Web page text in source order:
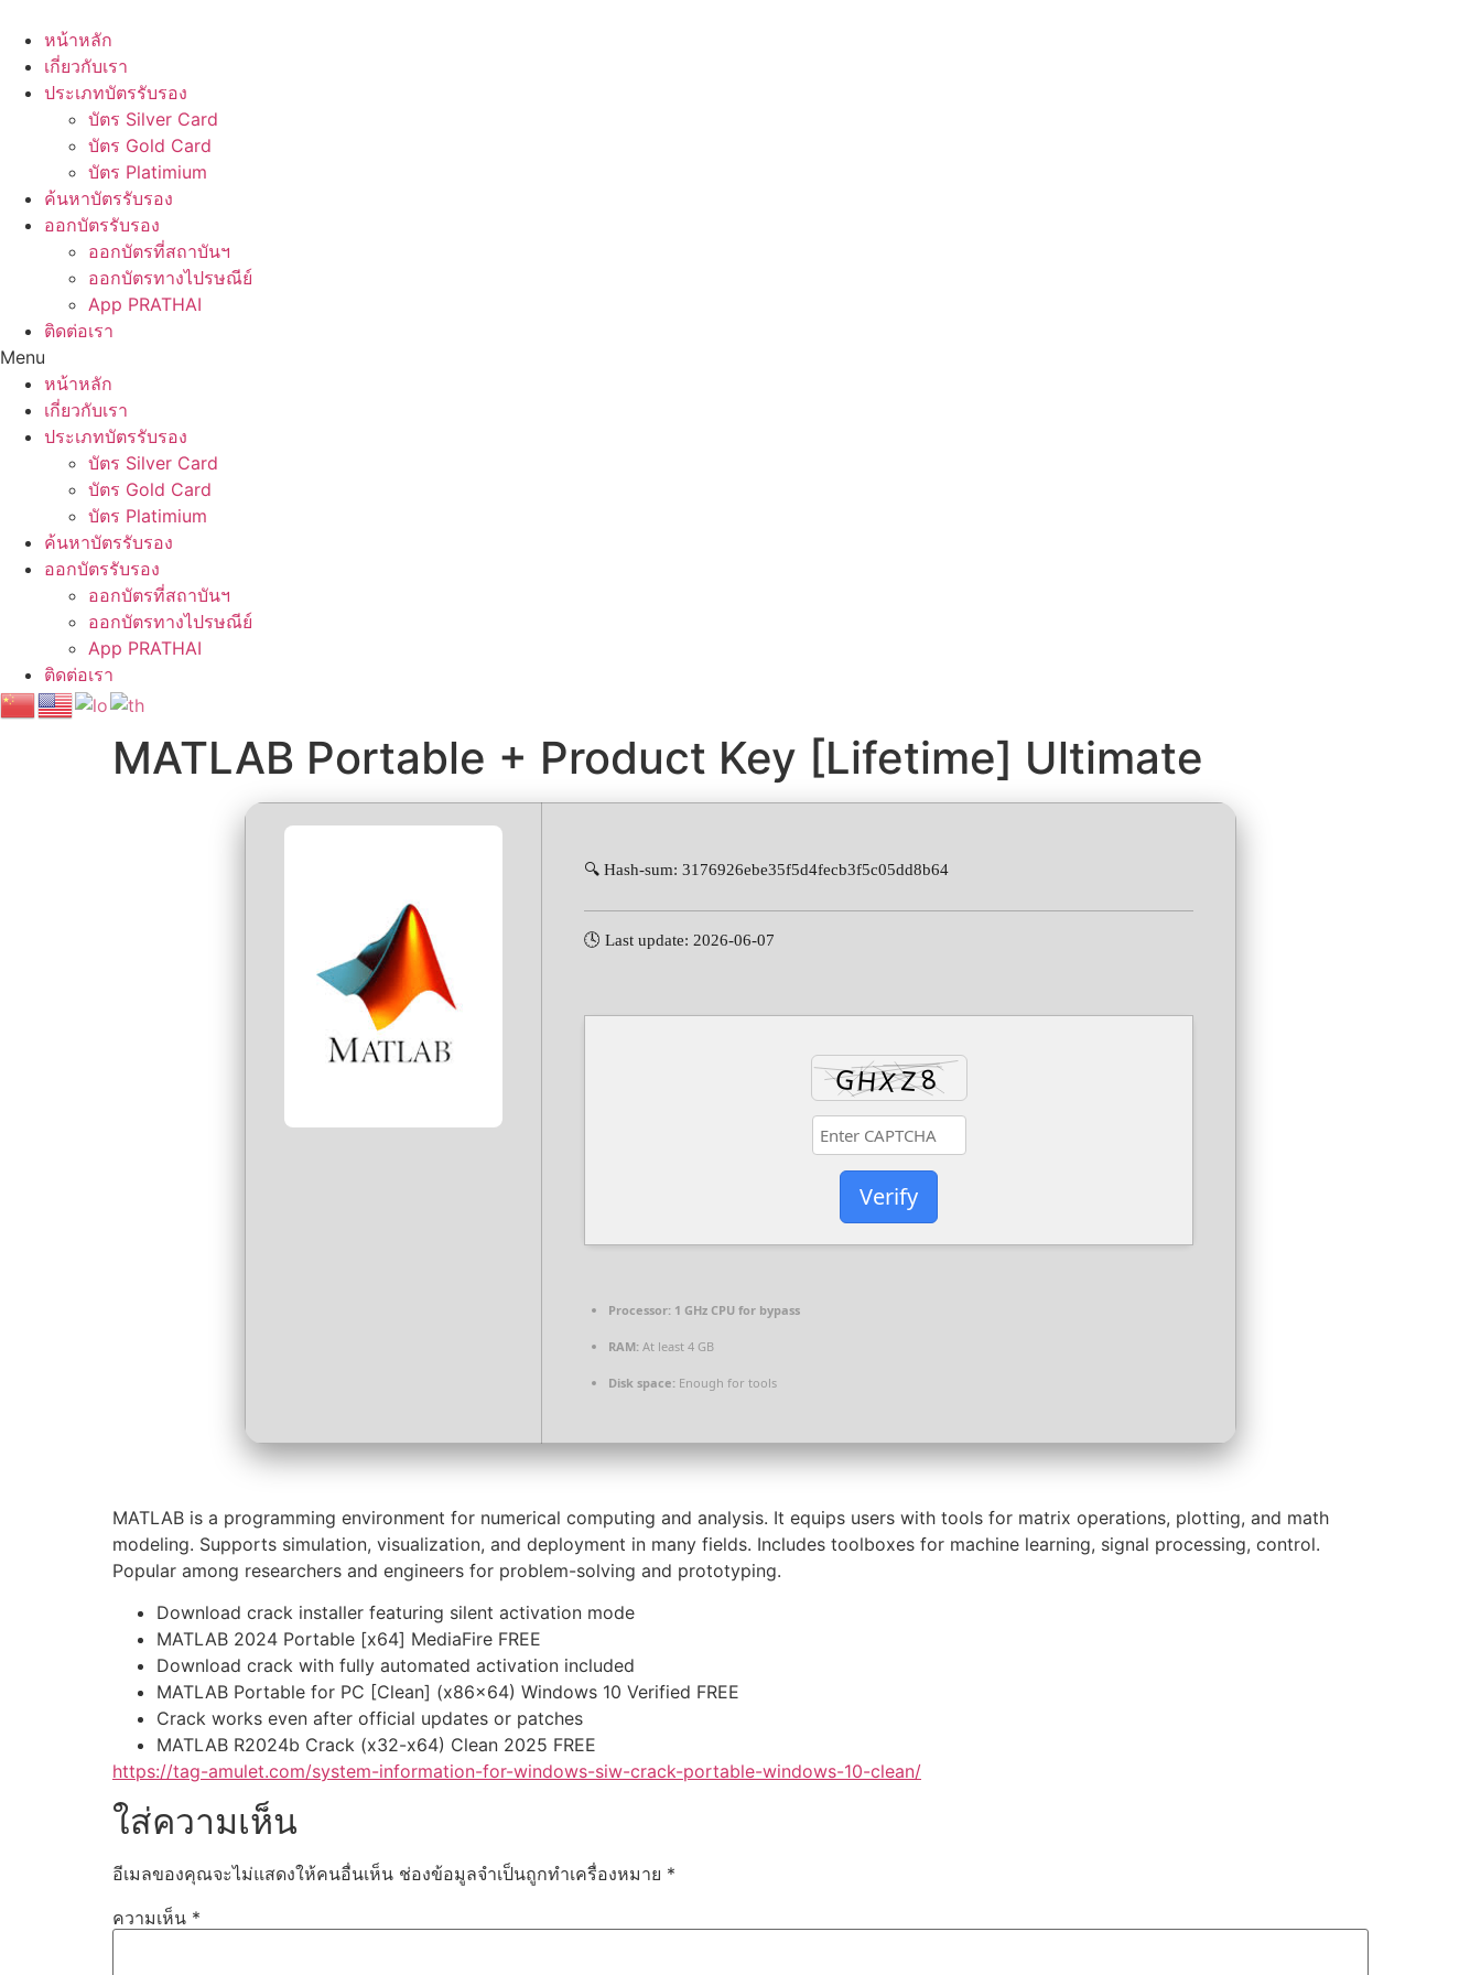
content
หน้าหลัก
เกี่ยวกับเรา
ประเภทบัตรรับรอง
บัตร Silver Card
บัตร Gold Card
บัตร Platimium
ค้นหาบัตรรับรอง
ออกบัตรรับรอง
ออกบัตรที่สถาบันฯ
ออกบัตรทางไปรษณีย์
App PRATHAI
ติดต่อเรา
Menu
หน้าหลัก
เกี่ยวกับเรา
ประเภทบัตรรับรอง
บัตร Silver Card
บัตร Gold Card
บัตร Platimium
ค้นหาบัตรรับรอง
ออกบัตรรับรอง
ออกบัตรที่สถาบันฯ
ออกบัตรทางไปรษณีย์
App PRATHAI
ติดต่อเรา
MATLAB Portable + Product Key [Lifetime] Ultimate
🔍 Hash-sum: 3176926ebe35f5d4fecb3f5c05dd8b64
🕓 Last update: 2026-06-07
Verify
Processor: 1 GHz CPU for bypass
RAM: At least 4 GB
Disk space: Enough for tools
MATLAB is a programming environment for numerical computing and analysis. It equips users with tools for matrix operations, plotting, and math
modeling. Supports simulation, visualization, and deployment in many fields. Includes toolboxes for machine learning, signal processing, control.
Popular among researchers and engineers for problem-solving and prototyping.
Download crack installer featuring silent activation mode
MATLAB 2024 Portable [x64] MediaFire FREE
Download crack with fully automated activation included
MATLAB Portable for PC [Clean] (x86x64) Windows 10 Verified FREE
Crack works even after official updates or patches
MATLAB R2024b Crack (x32-x64) Clean 2025 FREE
https://tag-amulet.com/system-information-for-windows-siw-crack-portable-windows-10-clean/
ใส่ความเห็น
อีเมลของคุณจะไม่แสดงให้คนอื่นเห็น ช่องข้อมูลจำเป็นถูกทำเครื่องหมาย *
ความเห็น *